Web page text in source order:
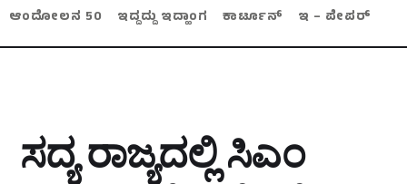
ಆಂದೋಲನ 50
ಇದ್ದದ್ದು ಇದ್ಹಾಂಗ ಕಾರ್ಟೂನ್ ಇ – ಪೇಪರ್
ಸದ್ಯ ರಾಜ್ಯದಲ್ಲಿ ಸಿಎಂ